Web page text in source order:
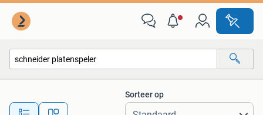
Alle afstanden…
Sorteer op